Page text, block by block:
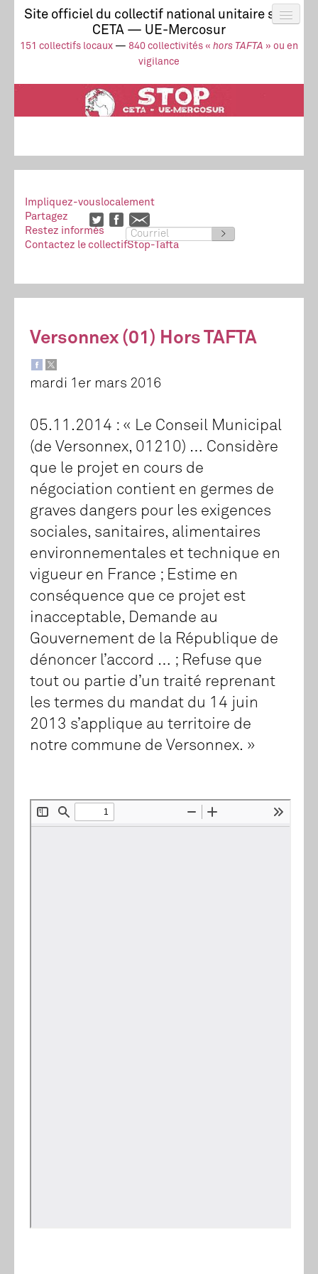
Site officiel du collectif national unitaire stop
CETA — UE-Mercosur
151 collectifs locaux — 840 collectivités « hors TAFTA » ou en
vigilance
Actus
UE-Mercosur
Stop à l’impunité !
TAFTA
CETA
Collectif
Impliquez-vouslocalement
Partagez
Restez informés
>
Contactez le collectifStop-Tafta
Versonnex (01) Hors TAFTA
mardi 1er mars 2016
05.11.2014 : « Le Conseil Municipal
(de Versonnex, 01210) … Considère
que le projet en cours de
négociation contient en germes de
graves dangers pour les exigences
sociales, sanitaires, alimentaires
environnementales et technique en
vigueur en France ; Estime en
conséquence que ce projet est
inacceptable, Demande au
Gouvernement de la République de
dénoncer l’accord … ; Refuse que
tout ou partie d’un traité reprenant
les termes du mandat du 14 juin
2013 s’applique au territoire de
notre commune de Versonnex. »